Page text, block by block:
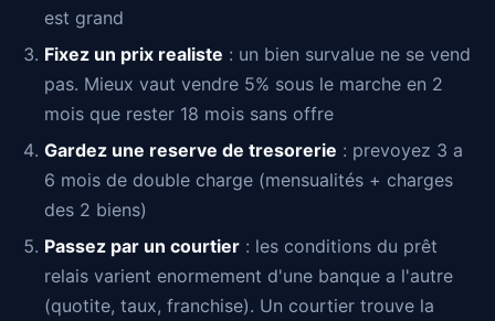
est grand
Fixez un prix realiste : un bien survalue ne se vend
pas. Mieux vaut vendre 5% sous le marche en 2
mois que rester 18 mois sans offre
Gardez une reserve de tresorerie : prevoyez 3 a
6 mois de double charge (mensualités + charges
des 2 biens)
Passez par un courtier : les conditions du prêt
relais varient enormement d'une banque a l'autre
(quotite, taux, franchise). Un courtier trouve la